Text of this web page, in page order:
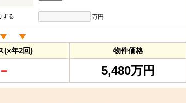
する 万円
(×年2回)
－
物件価格
5,480万円